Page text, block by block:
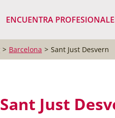
ENCUENTRA
Barcelona Sant Just Desvern
Just